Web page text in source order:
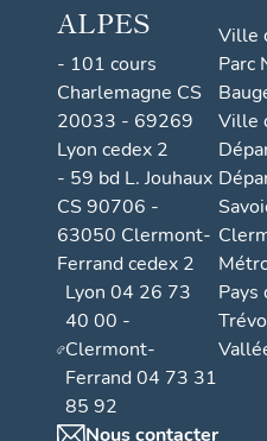
ALPES
- 101 cours
Charlemagne CS
20033 - 69269
Lyon cedex 2
- 59 bd L. Jouhaux
CS 90706 -
63050 Clermont-
Ferrand cedex 2
Lyon 04 26 73
40 00 -
Clermont-
Ferrand 04 73 31
85 92
Nous contacter
Ville
Parc
Ville
Pays